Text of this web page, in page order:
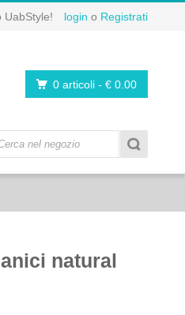
UabStyle! login o Registrati
0 articoli - € 0.00
natural